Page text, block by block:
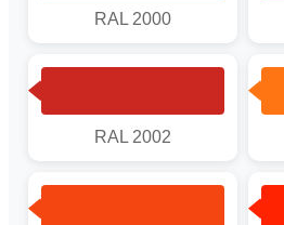
RAL 2000
RAL 2002